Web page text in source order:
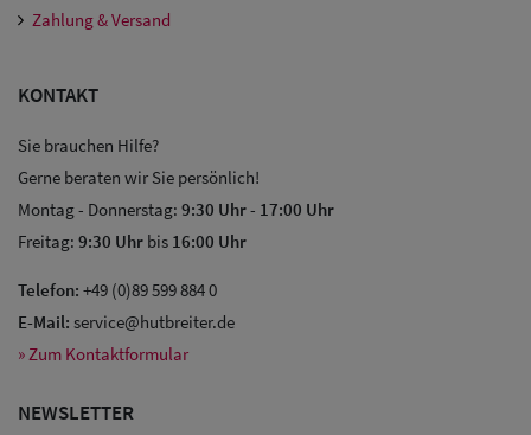
Sale: Caps
Sale:
Caps
Zahlung & Versand
KONTAKT
Sie brauchen Hilfe?
Gerne beraten wir Sie persönlich!
Montag - Donnerstag: 9:30 Uhr- 17:00 Uhr
Freitag: 9:30 Uhr bis 16:00 Uhr
Telefon: +49 (0)89 599 884 0
E-Mail: service@hutbreiter.de
» Zum Kontaktformular
NEWSLETTER